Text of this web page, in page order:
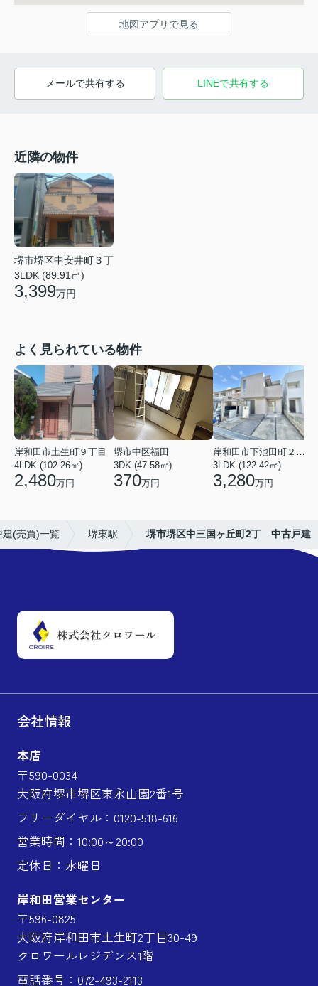
地図アプリで見る
メールで共有する LINEで共有する
近隣の物件
堺市堺区中安井町３丁
3LDK (89.91㎡)
3,399万円
よく見られている物件
岸和田市土生町９丁目
4LDK (102.26㎡)
2,480万円
堺市中区福田
3DK (47.58㎡)
370万円
岸和田市下池田町２丁目
3LDK (122.42㎡)
3,280万円
建(売買)一覧 堺東駅 堺市堺区中三国ヶ丘町2丁 中古戸建
会社情報
本店
〒590-0034
大阪府堺市堺区東永山園2番1号
フリーダイヤル：0120-518-616
営業時間：10:00～20:00
定休日：水曜日
岸和田営業センター
〒596-0825
大阪府岸和田市土生町2丁目30-49
クロワールレジデンス1階
電話番号：072-493-2113